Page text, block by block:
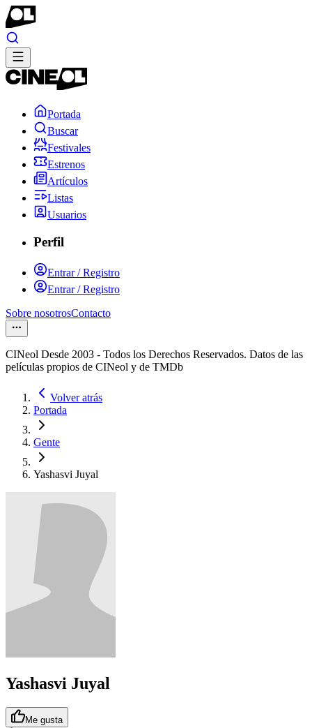
Portada
Buscar
Festivales
Estrenos
Artículos
Listas
Usuarios
Perfil
Entrar / Registro
Entrar / Registro
Sobre nosotrosContacto
CINeol Desde 2003 - Todos los Derechos Reservados. Datos de las
películas propios de CINeol y de TMDb
Volver atrás
Portada
Gente
Yashasvi Juyal
Yashasvi Juyal
Me gusta